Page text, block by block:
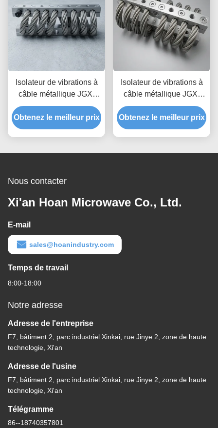
Isolateur de vibrations à
câble métallique JGX-
2228D-860B, prototypage
rapide, assemblage
rapide, support antichoc
Obtenez le meilleur prix
Isolateur de vibrations à
câble métallique JGX-
1598D-515B offrant une
capacité de charge
évolutive et une isolation
Obtenez le meilleur prix
Nous contacter
Xi'an Hoan Microwave Co., Ltd.
E-mail
sales@hoanindustry.com
Temps de travail
8:00-18:00
Notre adresse
Adresse de l'entreprise
F7, bâtiment 2, parc industriel Xinkai, rue Jinye 2, zone de haute
technologie, Xi'an
Adresse de l'usine
F7, bâtiment 2, parc industriel Xinkai, rue Jinye 2, zone de haute
technologie, Xi'an
Télégramme
86--18740357801